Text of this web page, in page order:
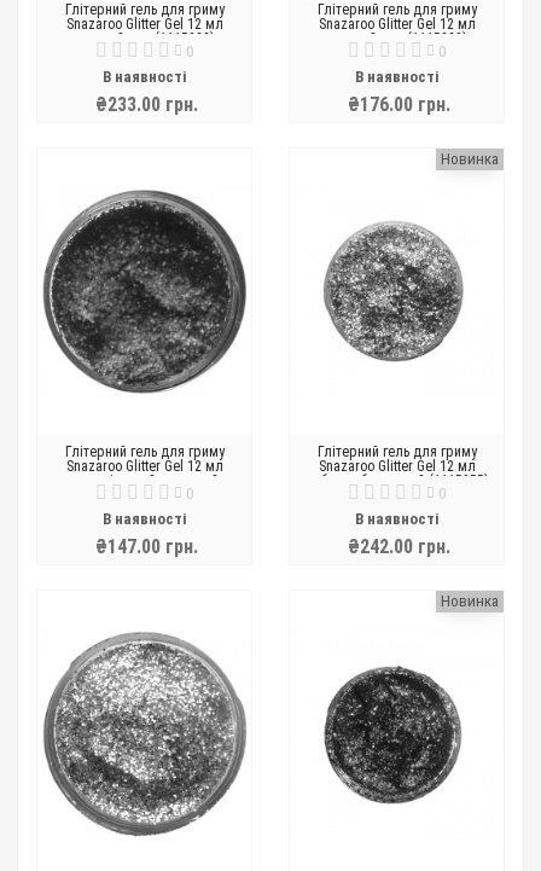
Глітерний гель для гриму
Snazaroo Glitter Gel 12 мл
золотий пил (1115223)
0
В наявності
₴233.00 грн.
Глітерний гель для гриму
Snazaroo Glitter Gel 12 мл
золотий пил (1115223)
0
В наявності
₴176.00 грн.
Глітерний гель для гриму
Snazaroo Glitter Gel 12 мл
королівський червоний
(1115551)
0
В наявності
₴147.00 грн.
Новинка
Глітерний гель для гриму
Snazaroo Glitter Gel 12 мл
небесно-блакитний (1115355)
0
В наявності
₴242.00 грн.
Новинка